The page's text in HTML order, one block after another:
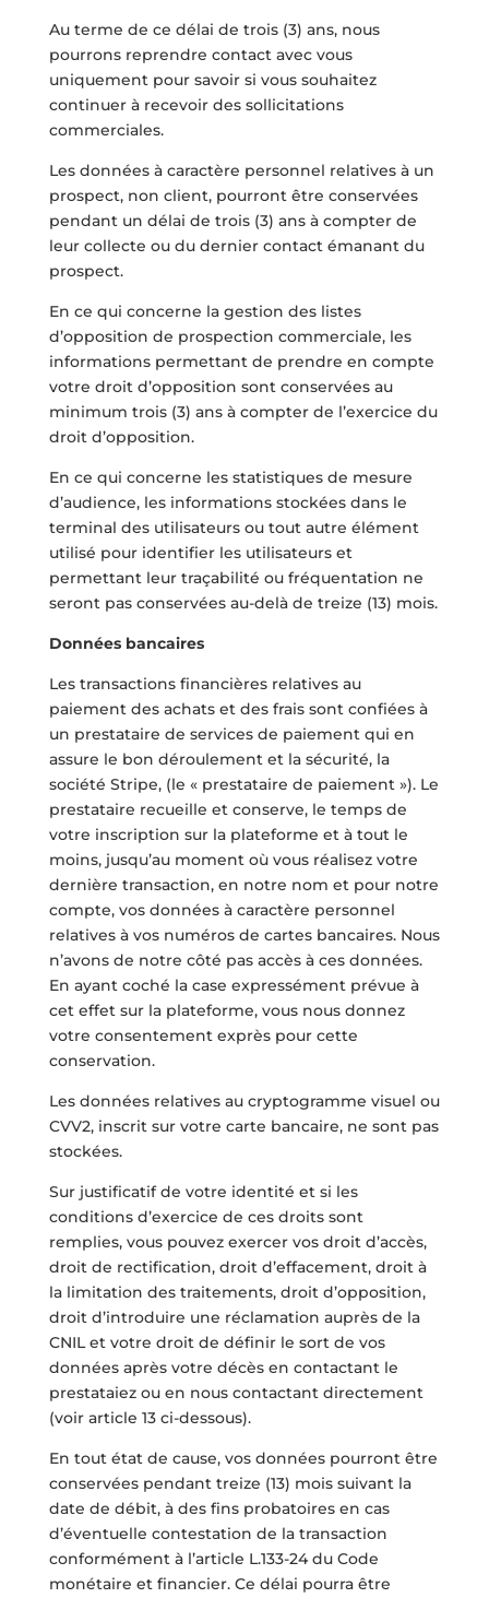
Au terme de ce délai de trois (3) ans, nous
pourrons reprendre contact avec vous
uniquement pour savoir si vous souhaitez
continuer à recevoir des sollicitations
commerciales.
Les données à caractère personnel relatives à un
prospect, non client, pourront être conservées
pendant un délai de trois (3) ans à compter de
leur collecte ou du dernier contact émanant du
prospect.
En ce qui concerne la gestion des listes
d’opposition de prospection commerciale, les
informations permettant de prendre en compte
votre droit d’opposition sont conservées au
minimum trois (3) ans à compter de l’exercice du
droit d’opposition.
En ce qui concerne les statistiques de mesure
d’audience, les informations stockées dans le
terminal des utilisateurs ou tout autre élément
utilisé pour identifier les utilisateurs et
permettant leur traçabilité ou fréquentation ne
seront pas conservées au-delà de treize (13) mois.
Données bancaires
Les transactions financières relatives au
paiement des achats et des frais sont confiées à
un prestataire de services de paiement qui en
assure le bon déroulement et la sécurité, la
société Stripe, (le « prestataire de paiement​ »). Le
prestataire recueille et conserve, le temps de
votre inscription sur la plateforme et à tout le
moins, jusqu’au moment où vous réalisez votre
dernière transaction, en notre nom et pour notre
compte, vos données à caractère personnel
relatives à vos numéros de cartes bancaires. Nous
n’avons de notre côté pas accès à ces données.
En ayant coché la case expressément prévue à
cet effet sur la plateforme, vous nous donnez
votre consentement exprès pour cette
conservation.
Les données relatives au cryptogramme visuel ou
CVV2, inscrit sur votre carte bancaire, ne sont pas
stockées.
Sur justificatif de votre identité et si les
conditions d’exercice de ces droits sont
remplies, vous pouvez exercer vos droit d’accès,
droit de rectification, droit d’effacement, droit à
la limitation des traitements, droit d’opposition,
droit d’introduire une réclamation auprès de la
CNIL et votre droit de définir le sort de vos
données après votre décès en contactant le
prestataiez ou en nous contactant directement
(voir article 13 ci-dessous).
En tout état de cause, vos données pourront être
conservées pendant treize (13) mois suivant la
date de débit, à des fins probatoires en cas
d’éventuelle contestation de la transaction
conformément à l’article L.133-24 du Code
monétaire et financier. Ce délai pourra être